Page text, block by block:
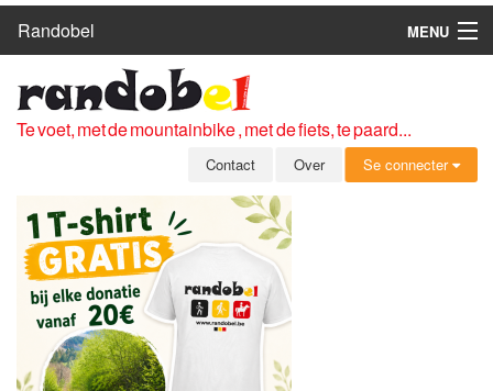
Randobel
MENU
ROUTES
CLUBS
OVER
LEDEN
ZICH AANMELDEN
GRATIS REGISTRATIE
WACHTWOORD VERGETEN
Te voet, met de mountainbike , met de fiets, te paard...
Contact Over Se connecter